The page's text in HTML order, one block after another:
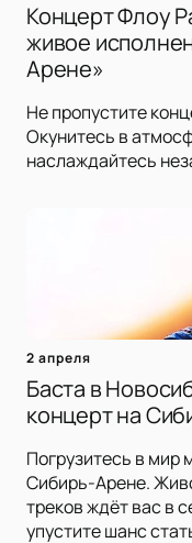
Концерт Флоу
живое
Арене»
Не пропустите
Окунитесь в
наслаждайтесь
2 апреля
Баста в
концерт на
Погрузитесь в мир
Сибирь-Арене.
треков ждёт вас в
упустите шанс